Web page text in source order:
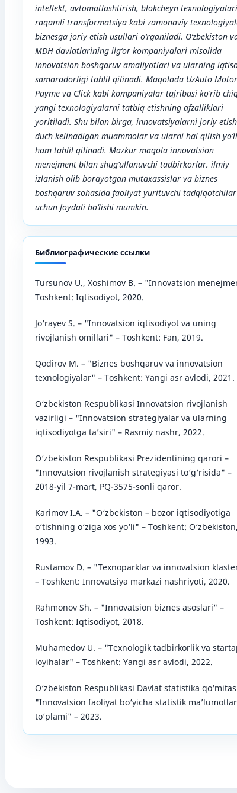
intellekt, avtomatlashtirish, blokcheyn
raqamli transformatsiya kabi zamonaviy
biznesga joriy etish usullari o‘rganiladi. O‘zbekiston
MDH davlatlarining ilg‘or kompaniyalari misolida
innovatsion boshqaruv amaliyotlari va ularning
samaradorligi tahlil qilinadi. Maqolada UzAuto
Payme va Click kabi kompaniyalar tajribasi ko‘rib
yangi texnologiyalarni tatbiq etishning afzalliklari
yoritiladi. Shu bilan birga, innovatsiyalarni joriy
duch kelinadigan muammolar va ularni hal qilish
ham tahlil qilinadi. Mazkur maqola innovatsion
menejment bilan shug‘ullanuvchi tadbirkorlar, ilmiy
izlanish olib borayotgan mutaxassislar va biznes
boshqaruv sohasida faoliyat yurituvchi tadqiqotchilar
uchun foydali bo‘lishi mumkin.
Библиографические ссылки
Tursunov U., Xoshimov B. – "Innovatsion
Toshkent: Iqtisodiyot, 2020.
Jo‘rayev S. – "Innovatsion iqtisodiyot va uning
rivojlanish omillari" – Toshkent: Fan, 2019.
Qodirov M. – "Biznes boshqaruv va innovatsion
texnologiyalar" – Toshkent: Yangi asr avlodi, 2021.
O‘zbekiston Respublikasi Innovatsion rivojlanish
vazirligi – "Innovatsion strategiyalar va ularning
iqtisodiyotga ta’siri" – Rasmiy nashr, 2022.
O‘zbekiston Respublikasi Prezidentining qarori –
"Innovatsion rivojlanish strategiyasi to‘g‘risida" –
2018-yil 7-mart, PQ-3575-sonli qaror.
Karimov I.A. – "O‘zbekiston – bozor iqtisodiyotiga
o‘tishning o‘ziga xos yo‘li" – Toshkent: O‘zbekiston,
1993.
Rustamov D. – "Texnoparklar va innovatsion
– Toshkent: Innovatsiya markazi nashriyoti, 2020.
Rahmonov Sh. – "Innovatsion biznes asoslari" –
Toshkent: Iqtisodiyot, 2018.
Muhamedov U. – "Texnologik tadbirkorlik va
loyihalar" – Toshkent: Yangi asr avlodi, 2022.
O‘zbekiston Respublikasi Davlat statistika
"Innovatsion faoliyat bo‘yicha statistik ma’lumotlar
to‘plami" – 2023.